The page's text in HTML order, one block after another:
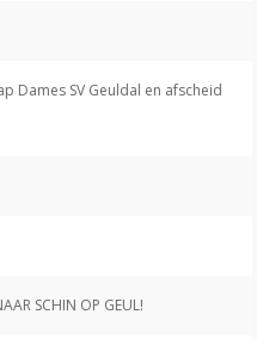
Dames SV Geuldal en afscheid
SCHIN OP GEUL!